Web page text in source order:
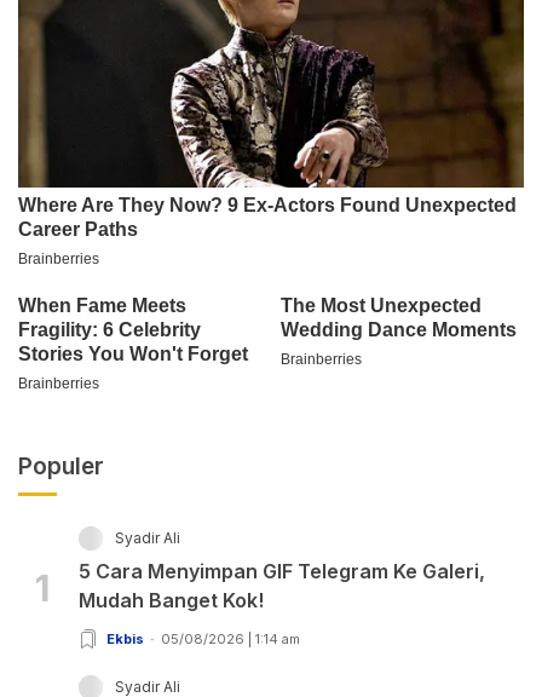
Populer
1
Syadir Ali
5 Cara Menyimpan GIF Telegram Ke Galeri,
Mudah Banget Kok!
Ekbis 05/08/2026 | 1:14 am
Syadir Ali